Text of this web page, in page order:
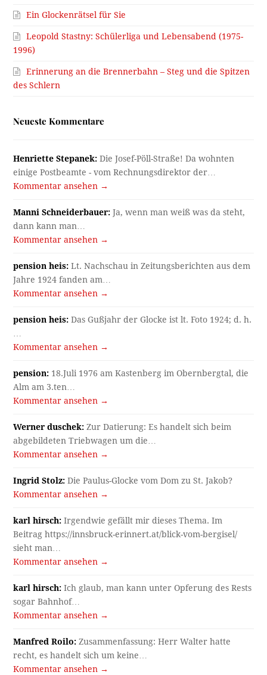
Ein Glockenrätsel für Sie
Leopold Stastny: Schülerliga und Lebensabend (1975-
1996)
Erinnerung an die Brennerbahn – Steg und die Spitzen
des Schlern
Neueste Kommentare
Henriette Stepanek: Die Josef-Pöll-Straße! Da wohnten
einige Postbeamte - vom Rechnungsdirektor der…
Kommentar ansehen →
Manni Schneiderbauer: Ja, wenn man weiß was da steht,
dann kann man…
Kommentar ansehen →
pension heis: Lt. Nachschau in Zeitungsberichten aus dem
Jahre 1924 fanden am…
Kommentar ansehen →
pension heis: Das Gußjahr der Glocke ist lt. Foto 1924; d. h.
…
Kommentar ansehen →
pension: 18.Juli 1976 am Kastenberg im Obernbergtal, die
Alm am 3.ten…
Kommentar ansehen →
Werner duschek: Zur Datierung: Es handelt sich beim
abgebildeten Triebwagen um die…
Kommentar ansehen →
Ingrid Stolz: Die Paulus-Glocke vom Dom zu St. Jakob?
Kommentar ansehen →
karl hirsch: Irgendwie gefällt mir dieses Thema. Im
Beitrag https://innsbruck-erinnert.at/blick-vom-bergisel/
sieht man…
Kommentar ansehen →
karl hirsch: Ich glaub, man kann unter Opferung des Rests
sogar Bahnhof…
Kommentar ansehen →
Manfred Roilo: Zusammenfassung: Herr Walter hatte
recht, es handelt sich um keine…
Kommentar ansehen →